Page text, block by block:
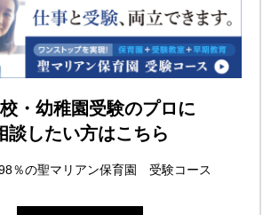
・幼稚園受験のプロに
談したい方はこちら
％の聖マリアン保育園 受験コース